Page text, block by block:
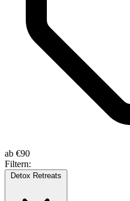
ab €90
Filtern:
Detox Retreats